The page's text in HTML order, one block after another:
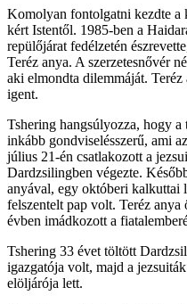
Komolyan fontolgatni kezdte a
kért Istentől. 1985-ben a
repülőjárat fedélzetén
Teréz anya. A szerzetesnővér
aki elmondta dilemmáját.
igent.
Tshering hangsúlyozza, hogy a
inkább gondviselésszerű, ami
július 21-én csatlakozott a
Dardzsilingben végezte.
anyával, egy októberi kalkuttai
felszentelt pap volt. Teréz
évben imádkozott a
Tshering 33 évet töltött
igazgatója volt, majd a
elöljárója lett.